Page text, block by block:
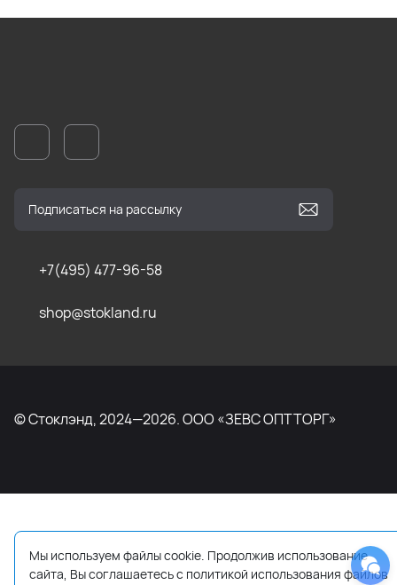
+7(495) 477-96-58
shop@stokland.ru
© Стоклэнд, 2024—2026. ООО «ЗЕВС ОПТТОРГ»
Мы используем файлы cookie. Продолжив использование
сайта, Вы соглашаетесь с политикой использования файлов